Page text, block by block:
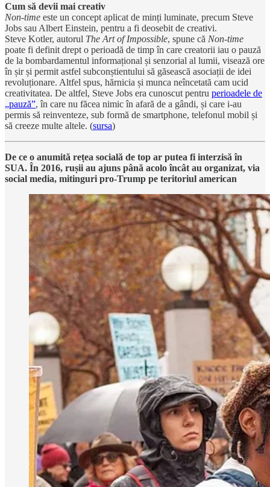
Cum să devii mai creativ
Non-time este un concept aplicat de minți luminate, precum Steve
Jobs sau Albert Einstein, pentru a fi deosebit de creativi.
Steve Kotler, autorul The Art of Impossible, spune că Non-time
poate fi definit drept o perioadă de timp în care creatorii iau o pauză
de la bombardamentul informațional și senzorial al lumii, visează ore
în șir și permit astfel subconștientului să găsească asociații de idei
revoluționare. Altfel spus, hărnicia și munca neîncetată cam ucid
creativitatea. De altfel, Steve Jobs era cunoscut pentru perioadele de
„pauză”, în care nu făcea nimic în afară de a gândi, și care i-au
permis să reinventeze, sub formă de smartphone, telefonul mobil și
să creeze multe altele. (sursa)
De ce o anumită rețea socială de top ar putea fi interzisă în
SUA. În 2016, rușii au ajuns până acolo încât au organizat, via
social media, mitinguri pro-Trump pe teritoriul american